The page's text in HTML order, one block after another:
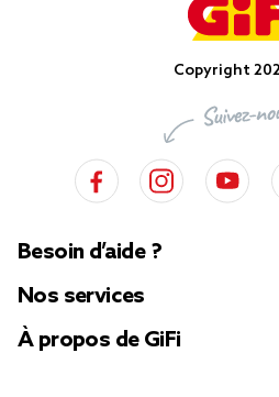
Copyright
Besoin d’aide ?
Nos services
À propos de GiFi